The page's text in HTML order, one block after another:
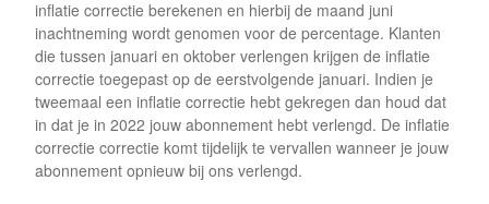
inflatie correctie berekenen en hierbij de maand juni
inachtneming wordt genomen voor de percentage. Klanten
die tussen januari en oktober verlengen krijgen de inflatie
correctie toegepast op de eerstvolgende januari. Indien je
tweemaal een inflatie correctie hebt gekregen dan houd dat
in dat je in 2022 jouw abonnement hebt verlengd. De inflatie
correctie correctie komt tijdelijk te vervallen wanneer je jouw
abonnement opnieuw bij ons verlengd.